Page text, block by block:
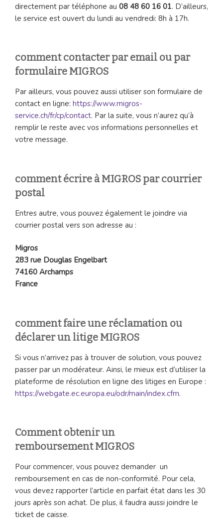
directement par téléphone au 08 48 60 16 01. D’ailleurs,
le service est ouvert du lundi au vendredi: 8h à 17h.
comment contacter par email ou par
formulaire MIGROS
Par ailleurs, vous pouvez aussi utiliser son formulaire de
contact en ligne: https://www.migros-
service.ch/fr/cp/contact. Par la suite, vous n’aurez qu’à
remplir le reste avec vos informations personnelles et
votre message.
comment écrire à MIGROS par courrier
postal
Entres autre, vous pouvez également le joindre via
courrier postal vers son adresse au :
Migros
283 rue Douglas Engelbart
74160 Archamps
France
comment faire une réclamation ou
déclarer un litige MIGROS
Si vous n’arrivez pas à trouver de solution, vous pouvez
passer par un modérateur. Ainsi, le mieux est d’utiliser la
plateforme de résolution en ligne des litiges en Europe :
https://webgate.ec.europa.eu/odr/main/index.cfm.
Comment obtenir un
remboursement MIGROS
Pour commencer, vous pouvez demander un
remboursement en cas de non-conformité. Pour cela,
vous devez rapporter l’article en parfait état dans les 30
jours après son achat. De plus, il faudra aussi joindre le
ticket de caisse.